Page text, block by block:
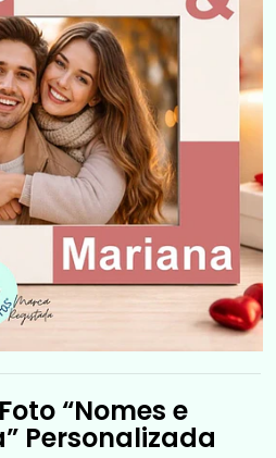
“Nomes e
Personalizada